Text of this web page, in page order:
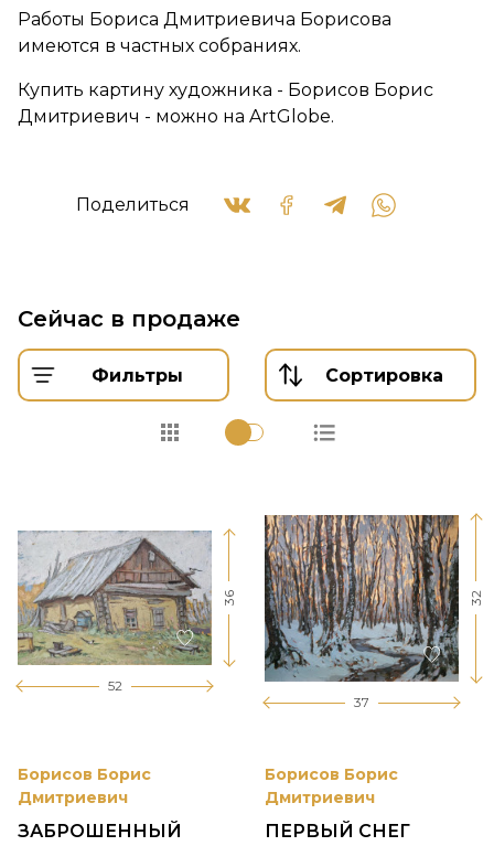
Работы Бориса Дмитриевича Борисова
имеются в частных собраниях.
Купить картину художника - Борисов Борис
Дмитриевич - можно на ArtGlobe.
Поделиться
Сейчас в продаже
Фильтры Сортировка
52
36
Борисов Борис
Дмитриевич
ЗАБРОШЕННЫЙ
37
32
Борисов Борис
Дмитриевич
ПЕРВЫЙ СНЕГ